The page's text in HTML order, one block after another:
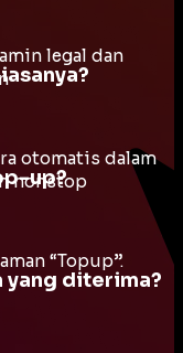
legal dan
otomatis dalam
nonstop
up?
“Topup”.
yang diterima?